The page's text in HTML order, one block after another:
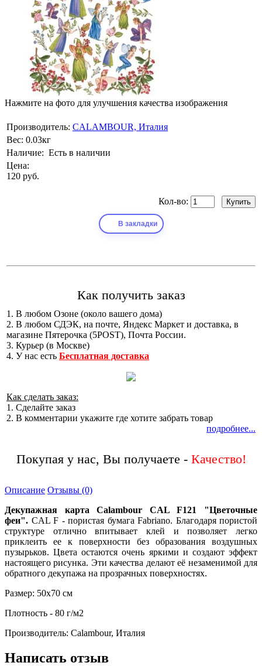
Нажмите на фото для улучшения качества изображения
Производитель: CALAMBOUR, Италия
Вес: 0.03кг
Наличие: Есть в наличии
Цена:
120 руб.
Кол-во:
В закладки
Как получить заказ
1. В любом Озоне (около вашего дома)
2. В любом СДЭК, на почте, Яндекс Маркет и доставка, в
магазине Пятерочка (5POST), Почта России.
3. Курьер (в Москве)
4. У нас есть Бесплатная доставка
Как сделать заказ:
1. Сделайте заказ
2. В комментарии укажите где хотите забрать товар
подробнее...
Покупая у нас, Вы получаете -
Описание Отзывы (0)
Декупажная карта Calambour CAL F121 "Цветочные
феи". CAL F - пористая бумага Fabriano. Благодаря пористой
структуре отлично впитывает клей и позволяет легко
приклеить ее к поверхности без образования воздушных
пузырьков.Цвета остаются очень яркими и создают эффект
настоящего рисунка. Эти качества делают её незаменимой для
обратного декупажа на прозрачных поверхностях.
Размер: 50х70 см
Плотность - 80 г/м2
Производитель: Calambour, Италия
Написать отзыв